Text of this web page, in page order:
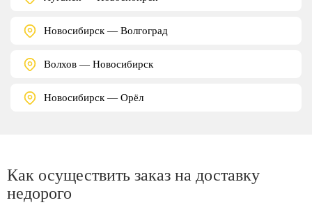
Новосибирск — Волгоград
Волхов — Новосибирск
Новосибирск — Орёл
Как осуществить заказ на доставку
недорого